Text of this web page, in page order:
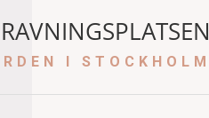
I STOCKHOLM